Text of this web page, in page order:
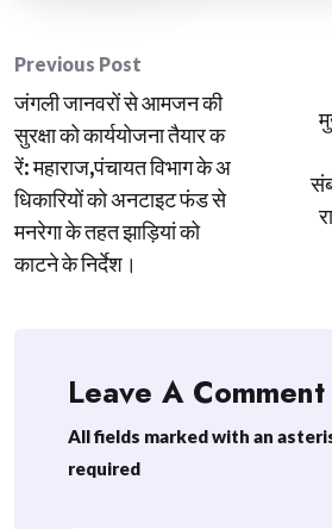
Post
navigation
Previous Post
जंगली जानवरों से आमजन की
सुरक्षा को कार्ययोजना तैयार क
रें: महाराज,पंचायत विभाग के अ
धिकारियों को अनटाइट फंड से
मनरेगा के तहत झाड़ियां को
काटने के निर्देश।
Leave A Comment
All fields marked with an
required